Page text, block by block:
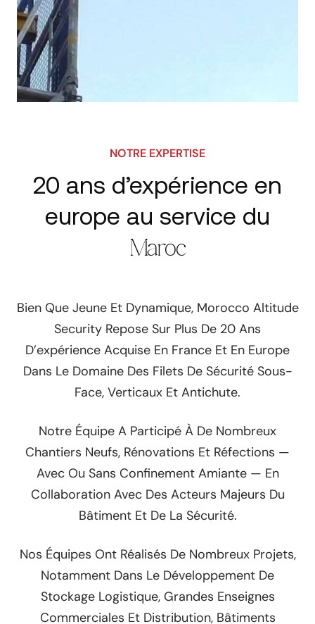
NOTRE EXPERTISE
20 ans d’expérience en
europe au service du
Maroc
Bien Que Jeune Et Dynamique, Morocco Altitude
Security Repose Sur Plus De 20 Ans
D’expérience Acquise En France Et En Europe
Dans Le Domaine Des Filets De Sécurité Sous-
Face, Verticaux Et Antichute.
Notre Équipe A Participé À De Nombreux
Chantiers Neufs, Rénovations Et Réfections —
Avec Ou Sans Confinement Amiante — En
Collaboration Avec Des Acteurs Majeurs Du
Bâtiment Et De La Sécurité.
Nos Équipes Ont Réalisés De Nombreux Projets,
Notamment Dans Le Développement De
Stockage Logistique, Grandes Enseignes
Commerciales Et Distribution, Bâtiments